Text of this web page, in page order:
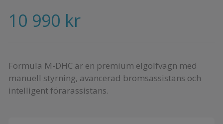
10 990 kr
Formula M-DHC är en premium elgolfvagn med
manuell styrning, avancerad bromsassistans och
intelligent förarassistans.